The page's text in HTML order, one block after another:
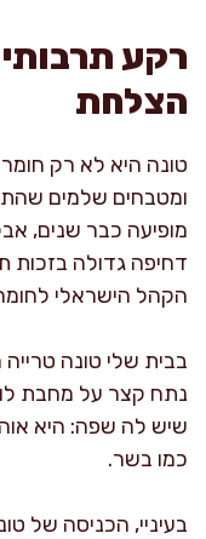
רקע
הצלחת
טונה היא לא רק
ומטבחים שלמים
מופיעה כבר שנים,
דחיפה גדולה בזכות
הקהל הישראלי
בבית שלי טונה טרייה
נתח קצר על מחבת
שיש לה שפה: היא
כמו בשר.
בעיניי, הכניסה של